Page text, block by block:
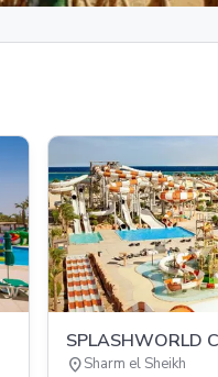
SPLASHWORLD
location_onSharm el Sheikh